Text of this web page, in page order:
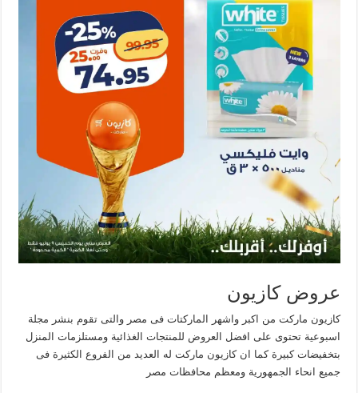
عروض كازيون
كازيون ماركت من اكبر واشهر الماركتات فى مصر والتى تقوم بنشر مجلة
اسبوعية تحتوى على افضل العروض للمنتجات الغذائية ومستلزمات المنزل
بتخفيضات كبيرة كما ان كازيون ماركت له العديد من الفروع الكثيرة فى
جميع انحاء الجمهورية ومعظم محافظات مصر